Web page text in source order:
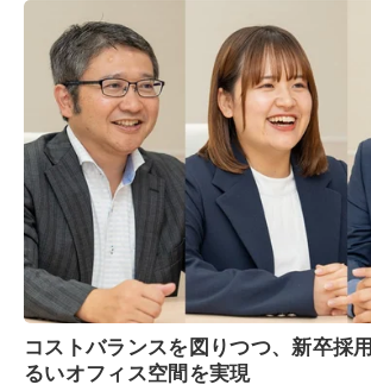
コストバランスを図りつつ、新卒採
るいオフィス空間を実現